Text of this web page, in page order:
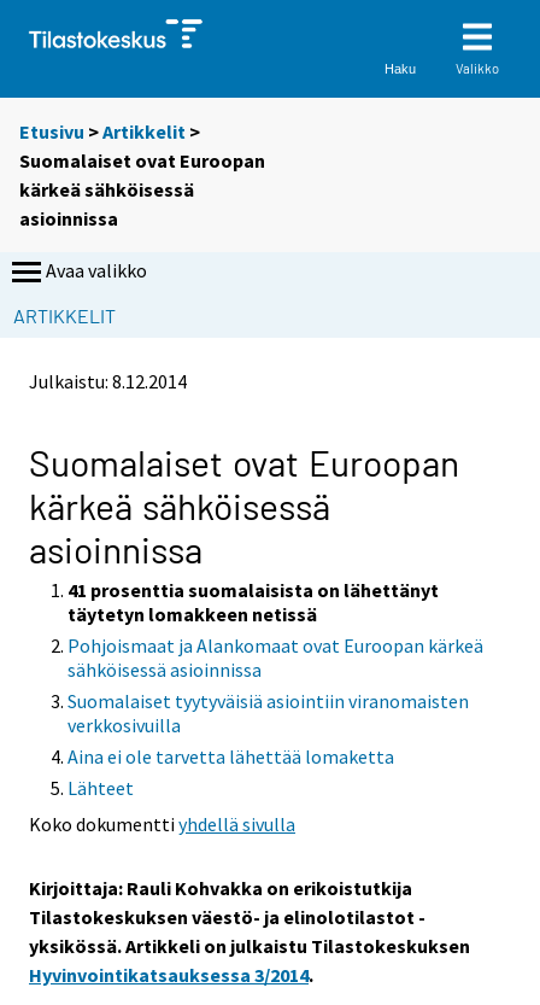
Haku Valikko
Etusivu >Artikkelit >
Suomalaiset ovat Euroopan
kärkeä sähköisessä
asioinnissa
Avaa valikko
ARTIKKELIT
Julkaistu: 8.12.2014
Suomalaiset ovat Euroopan
kärkeä sähköisessä
asioinnissa
41 prosenttia suomalaisista on lähettänyt
täytetyn lomakkeen netissä
Pohjoismaat ja Alankomaat ovat Euroopan kärkeä
sähköisessä asioinnissa
Suomalaiset tyytyväisiä asiointiin viranomaisten
verkkosivuilla
Aina ei ole tarvetta lähettää lomaketta
Lähteet
Koko dokumenttiyhdellä sivulla
Kirjoittaja: Rauli Kohvakka on erikoistutkija
Tilastokeskuksen väestö- ja elinolotilastot -
yksikössä. Artikkeli on julkaistu Tilastokeskuksen
Hyvinvointikatsauksessa 3/2014.